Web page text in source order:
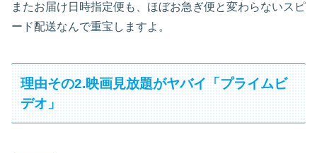
またお届け日時指定便も、ほぼお急ぎ便と変わらないスピ
ード配送なんで重宝しますよ。
理由その2.映画見放題がヤバイ「プライムビ
デオ」